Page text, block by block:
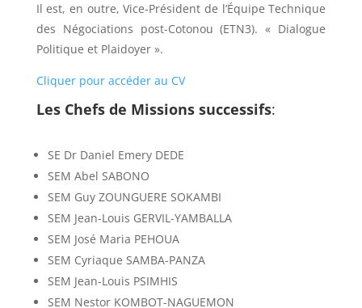
Il est, en outre, Vice-Président de l’Équipe Technique
des Négociations post-Cotonou (ETN3). « Dialogue
Politique et Plaidoyer ».
Cliquer pour accéder au CV
Les Chefs de Missions successifs:
SE Dr Daniel Emery DEDE
SEM Abel SABONO
SEM Guy ZOUNGUERE SOKAMBI
SEM Jean-Louis GERVIL-YAMBALLA
SEM José Maria PEHOUA
SEM Cyriaque SAMBA-PANZA
SEM Jean-Louis PSIMHIS
SEM Nestor KOMBOT-NAGUEMON